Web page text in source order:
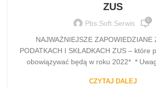
ZUS
Pbs.soft.serwis 0
NAJWAŻNIEJSZE ZAPOWIEDZIANE
PODATKACH I SKŁADKACH ZUS – które
obowiązywać będą w roku 2022* *
CZYTAJ DALEJ